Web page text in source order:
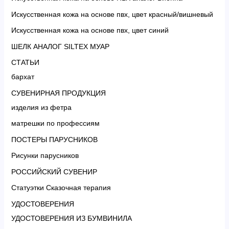
Искусственная кожа на основе пвх, цвет красный/вишневый
Искусственная кожа на основе пвх, цвет синий
ШЕЛК АНАЛОГ SILTEX МУАР
СТАТЬИ
бархат
СУВЕНИРНАЯ ПРОДУКЦИЯ
изделия из фетра
матрешки по профессиям
ПОСТЕРЫ ПАРУСНИКОВ
Рисунки парусников
РОССИЙСКИЙ СУВЕНИР
Статуэтки Сказочная терапия
УДОСТОВЕРЕНИЯ
УДОСТОВЕРЕНИЯ ИЗ БУМВИНИЛА